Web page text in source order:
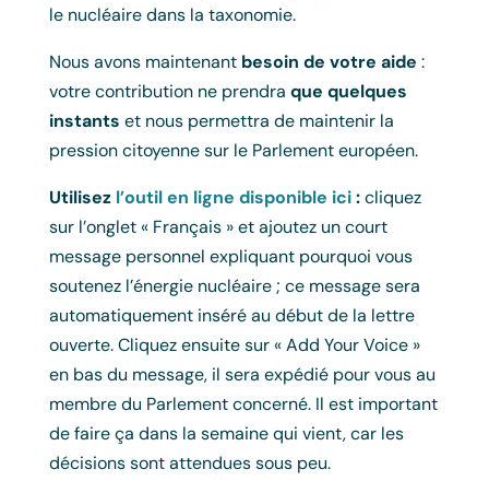
le nucléaire dans la taxonomie.
Nous avons maintenant besoin de votre aide :
votre contribution ne prendra que quelques
instants et nous permettra de maintenir la
pression citoyenne sur le Parlement européen.
Utilisez l’outil en ligne disponible ici:cliquez
sur l’onglet « Français » et ajoutez un court
message personnel expliquant pourquoi vous
soutenez l’énergie nucléaire ; ce message sera
automatiquement inséré au début de la lettre
ouverte. Cliquez ensuite sur « Add Your Voice »
en bas du message, il sera expédié pour vous au
membre du Parlement concerné. Il est important
de faire ça dans la semaine qui vient, car les
décisions sont attendues sous peu.